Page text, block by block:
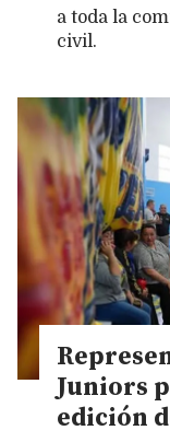
a toda la
civil.
Juniors
edición